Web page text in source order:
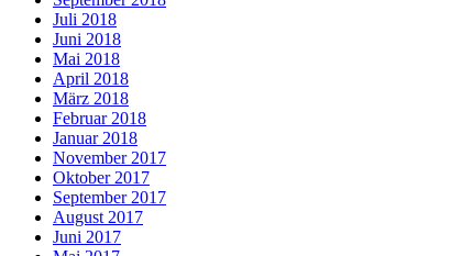
Juli 2018
Juni 2018
Mai 2018
April 2018
März 2018
Februar 2018
Januar 2018
November 2017
Oktober 2017
September 2017
August 2017
Juni 2017